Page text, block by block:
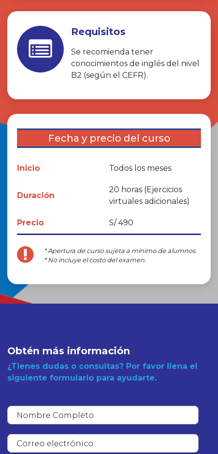
Requisitos
Se recomienda tener
conocimientos de inglés del nivel
B2 (según el CEFR).
Fecha y precio del curso
Inicio Todos los meses
Duración
20 horas (Ejercicios
virtuales adicionales)
Precio S/ 490
* Apertura de curso sujeta a mínimo de alumnos.
* No incluye el costo del examen.
Obtén más información
¿Tienes dudas o consultas? Por favor llena el
siguiente formulario para ayudarte.